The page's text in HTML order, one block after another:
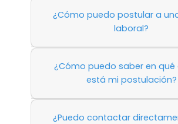
¿Cómo puedo postular a
laboral?
¿Cómo puedo saber en
está mi postulación?
¿Puedo contactar